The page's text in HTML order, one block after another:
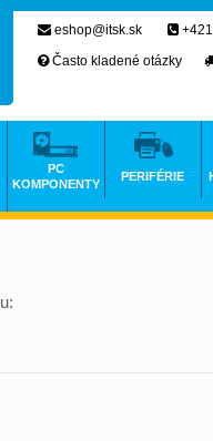
eshop@itsk.sk
Často kladené otázky
PC
KOMPONENTY
PERIFÉRIE